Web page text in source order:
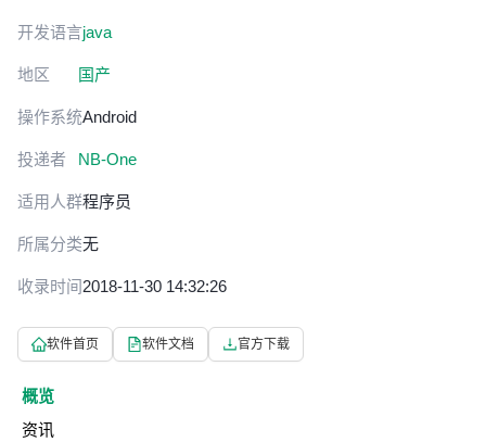
开发语言java
地区 国产
操作系统Android
投递者 NB-One
适用人群程序员
所属分类无
收录时间2018-11-30 14:32:26
软件首页 软件文档 官方下载
概览
资讯